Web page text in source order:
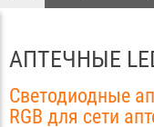
АПТЕЧНЫЕ
Светодиодные
RGB для сети